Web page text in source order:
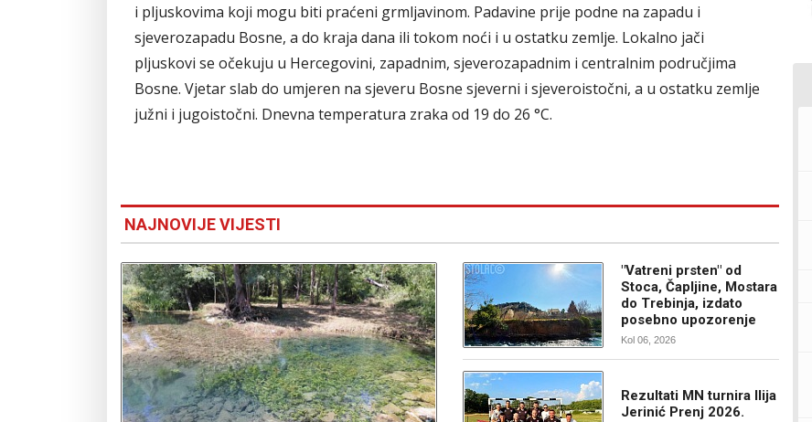
i pljuskovima koji mogu biti praćeni grmljavinom. Padavine prije podne na zapadu i
sjeverozapadu Bosne, a do kraja dana ili tokom noći i u ostatku zemlje. Lokalno jači
pljuskovi se očekuju u Hercegovini, zapadnim, sjeverozapadnim i centralnim područjima
Bosne. Vjetar slab do umjeren na sjeveru Bosne sjeverni i sjeveroistočni, a u ostatku zemlje
južni i jugoistočni. Dnevna temperatura zraka od 19 do 26 °C.
NAJNOVIJE VIJESTI
"Vatreni prsten" od
Stoca, Čapljine, Mostara
do Trebinja, izdato
posebno upozorenje
Kol 06, 2026
Rezultati MN turnira Ilija
Jerinić Prenj 2026.